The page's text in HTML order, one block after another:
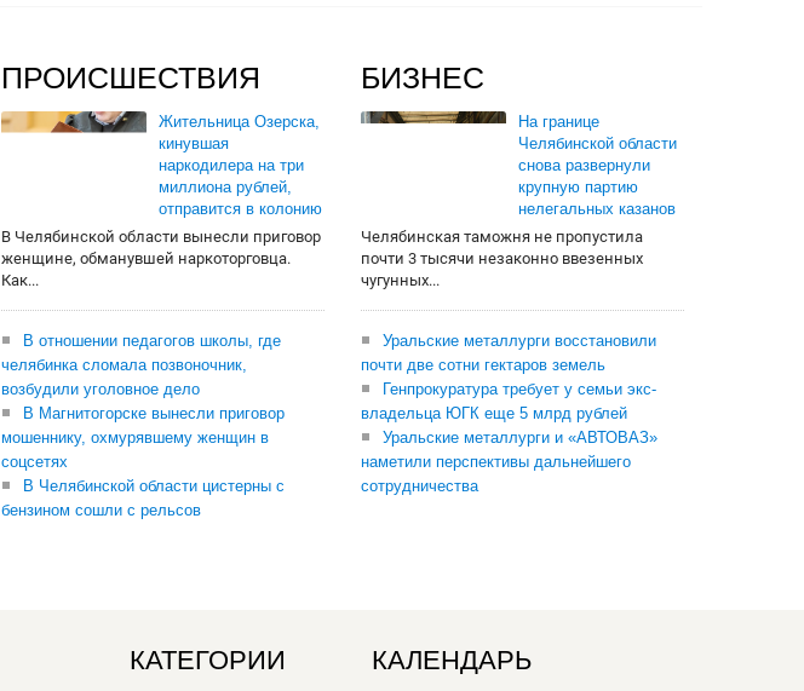
ПРОИСШЕСТВИЯ
Жительница Озерска,
кинувшая
наркодилера на три
миллиона рублей,
отправится в колонию
В Челябинской области вынесли приговор
женщине, обманувшей наркоторговца.
Как...
В отношении педагогов школы, где
челябинка сломала позвоночник,
возбудили уголовное дело
В Магнитогорске вынесли приговор
мошеннику, охмурявшему женщин в
соцсетях
В Челябинской области цистерны с
бензином сошли с рельсов
БИЗНЕС
На границе
Челябинской области
снова развернули
крупную партию
нелегальных казанов
Челябинская таможня не пропустила
почти 3 тысячи незаконно ввезенных
чугунных...
Уральские металлурги восстановили
почти две сотни гектаров земель
Генпрокуратура требует у семьи экс-
владельца ЮГК еще 5 млрд рублей
Уральские металлурги и «АВТОВАЗ»
наметили перспективы дальнейшего
сотрудничества
КАТЕГОРИИ КАЛЕНДАРЬ